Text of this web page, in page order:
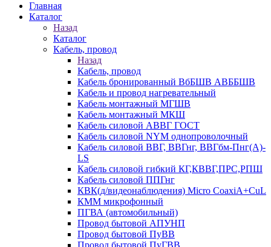
Главная
Каталог
Назад
Каталог
Кабель, провод
Назад
Кабель, провод
Кабель бронированный ВбБШВ АВББШВ
Кабель и провод нагревательный
Кабель монтажный МГШВ
Кабель монтажный МКШ
Кабель силовой АВВГ ГОСТ
Кабель силовой NYM однопроволочный
Кабель силовой ВВГ, ВВГнг, ВВГбм-Пнг(А)-
LS
Кабель силовой гибкий КГ,КВВГ,ПРС,РПШ
Кабель силовой ППГнг
КВК(д/видеонаблюдения) Micro CoaxiA+CuL
КММ микрофонный
ПГВА (автомобильный)
Провод бытовой АПУНП
Провод бытовой ПуВВ